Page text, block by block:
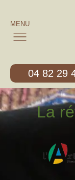
MENU
04 82 29
La